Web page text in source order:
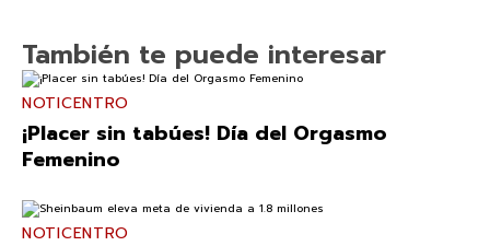
También te puede interesar
NOTICENTRO
¡Placer sin tabúes! Día del Orgasmo
Femenino
NOTICENTRO